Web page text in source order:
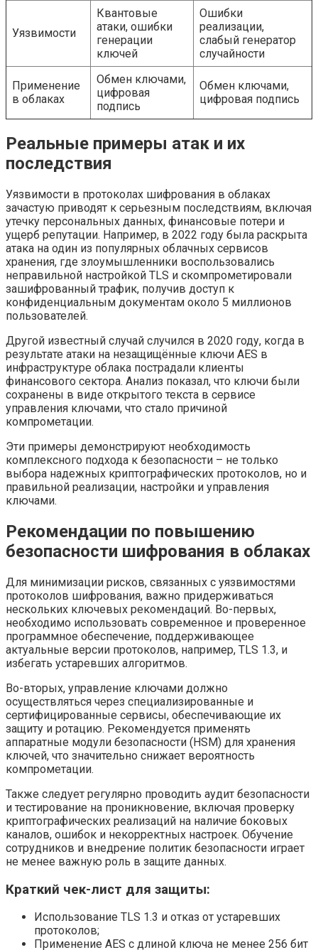
Уязвимости
Квантовые
атаки, ошибки
генерации
ключей
Ошибки
реализации,
слабый генератор
случайности
Применение
в облаках
Обмен ключами,
цифровая
подпись
Обмен ключами,
цифровая подпись
Реальные примеры атак и их
последствия
Уязвимости в протоколах шифрования в облаках
зачастую приводят к серьезным последствиям, включая
утечку персональных данных, финансовые потери и
ущерб репутации. Например, в 2022 году была раскрыта
атака на один из популярных облачных сервисов
хранения, где злоумышленники воспользовались
неправильной настройкой TLS и скомпрометировали
зашифрованный трафик, получив доступ к
конфиденциальным документам около 5 миллионов
пользователей.
Другой известный случай случился в 2020 году, когда в
результате атаки на незащищённые ключи AES в
инфраструктуре облака пострадали клиенты
финансового сектора. Анализ показал, что ключи были
сохранены в виде открытого текста в сервисе
управления ключами, что стало причиной
компрометации.
Эти примеры демонстрируют необходимость
комплексного подхода к безопасности – не только
выбора надежных криптографических протоколов, но и
правильной реализации, настройки и управления
ключами.
Рекомендации по повышению
безопасности шифрования в облаках
Для минимизации рисков, связанных с уязвимостями
протоколов шифрования, важно придерживаться
нескольких ключевых рекомендаций. Во-первых,
необходимо использовать современное и проверенное
программное обеспечение, поддерживающее
актуальные версии протоколов, например, TLS 1.3, и
избегать устаревших алгоритмов.
Во-вторых, управление ключами должно
осуществляться через специализированные и
сертифицированные сервисы, обеспечивающие их
защиту и ротацию. Рекомендуется применять
аппаратные модули безопасности (HSM) для хранения
ключей, что значительно снижает вероятность
компрометации.
Также следует регулярно проводить аудит безопасности
и тестирование на проникновение, включая проверку
криптографических реализаций на наличие боковых
каналов, ошибок и некорректных настроек. Обучение
сотрудников и внедрение политик безопасности играет
не менее важную роль в защите данных.
Краткий чек-лист для защиты:
Использование TLS 1.3 и отказ от устаревших
протоколов;
Применение AES с длиной ключа не менее 256 бит